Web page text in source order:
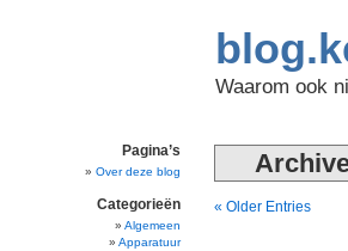
Waarom ook
« Older Entries
Pagina’s
Over deze blog
Categorieën
Algemeen
Apparatuur